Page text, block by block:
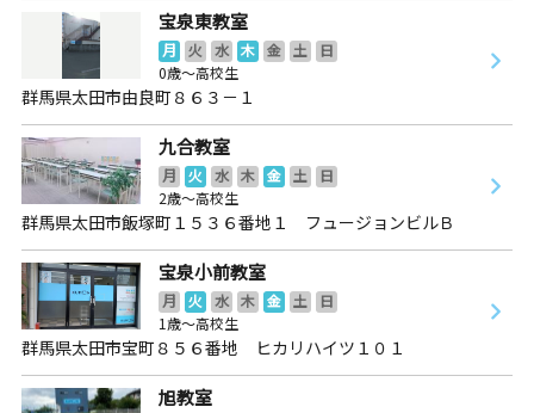
宝泉東教室
月 火 水 木 金 土
日
0歳～高校生
群馬県太田市由良町８６３－１
九合教室
月 火 水 木 金 土
日
2歳～高校生
群馬県太田市飯塚町１５３６番地１ フュージョンビルＢ
宝泉小前教室
月 火 水 木 金 土
日
1歳～高校生
群馬県太田市宝町８５６番地 ヒカリハイツ１０１
旭教室